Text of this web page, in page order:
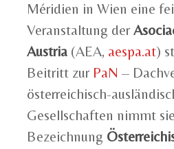
Méridien in Wien eine
Veranstaltung der
Austria (AEA, aespa.at)
Beitritt zur PaN –
österreichisch-
Gesellschaften nimmt
Bezeichnung